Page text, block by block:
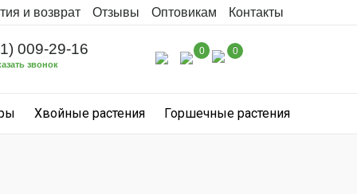
и возврат Отзывы Оптовикам Контакты
009-29-16
звонок
0 0
Хвойные растения Горшечные растения